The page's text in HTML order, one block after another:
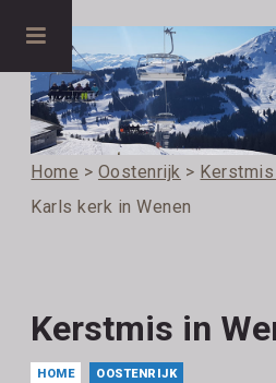
Home > Oostenrijk >
Karls kerk in Wenen
Kerstmis in
HOME OOSTENRIJK